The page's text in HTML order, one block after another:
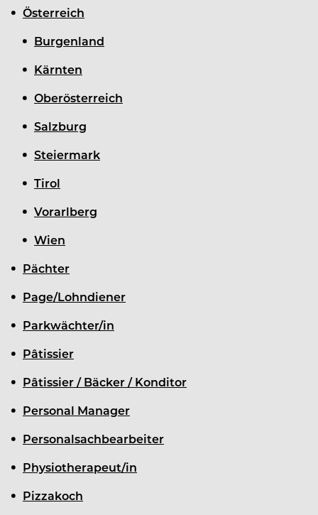
Österreich
Burgenland
Kärnten
Oberösterreich
Salzburg
Steiermark
Tirol
Vorarlberg
Wien
Pächter
Page/Lohndiener
Parkwächter/in
Pâtissier
Pâtissier / Bäcker / Konditor
Personal Manager
Personalsachbearbeiter
Physiotherapeut/in
Pizzakoch